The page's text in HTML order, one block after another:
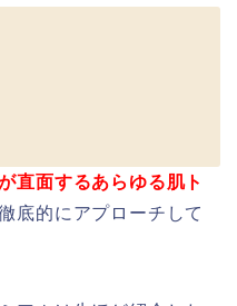
直面するあらゆる肌ト
底的にアプローチして